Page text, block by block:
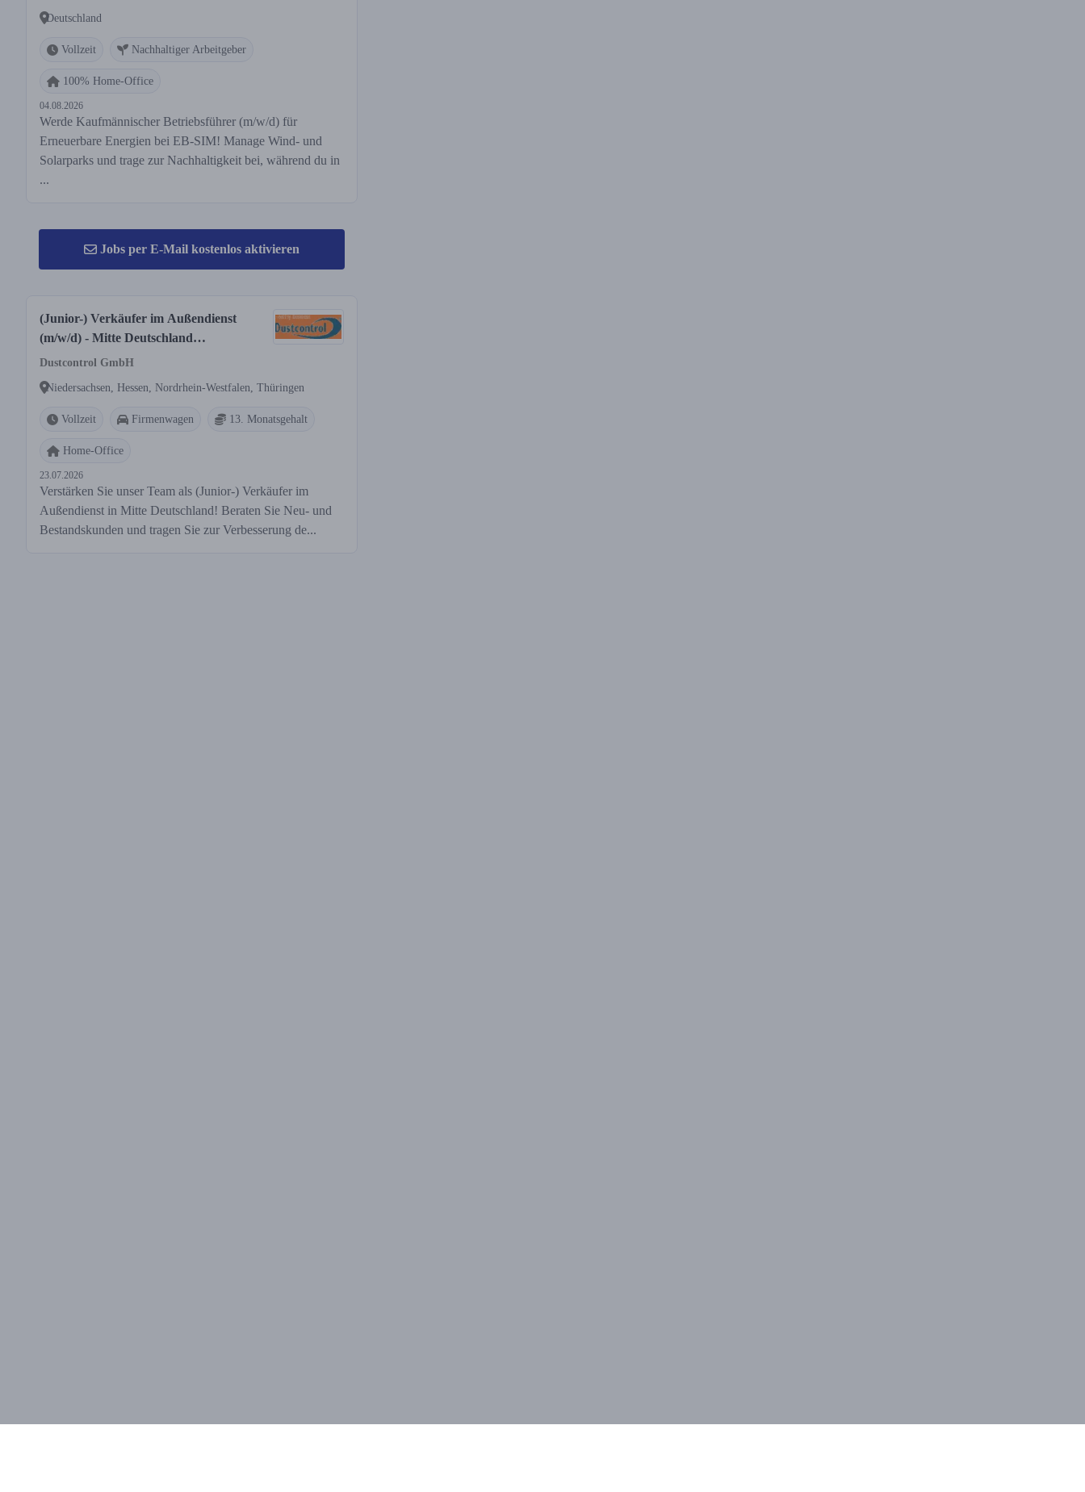
Deutschland
Vollzeit Nachhaltiger Arbeitgeber
100% Home-Office
04.08.2026
Werde Kaufmännischer Betriebsführer (m/w/d) für
Erneuerbare Energien bei EB-SIM! Manage Wind- und
Solarparks und trage zur Nachhaltigkeit bei, während du in
...
Jobs per E-Mail kostenlos aktivieren
(Junior-) Verkäufer im Außendienst
(m/w/d) - Mitte Deutschland
(Nordrhein-Westfalen, Nord-Hessen,
Dustcontrol GmbH
Niedersachsen, Hessen, Nordrhein-Westfalen, Thüringen
Vollzeit Firmenwagen 13. Monatsgehalt
Home-Office
23.07.2026
Verstärken Sie unser Team als (Junior-) Verkäufer im
Außendienst in Mitte Deutschland! Beraten Sie Neu- und
Bestandskunden und tragen Sie zur Verbesserung de...